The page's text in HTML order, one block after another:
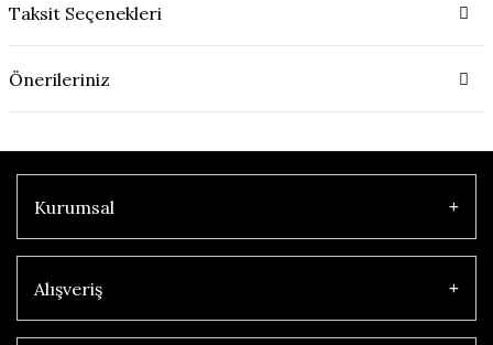
Taksit Seçenekleri
Önerileriniz
Kurumsal
Alışveriş